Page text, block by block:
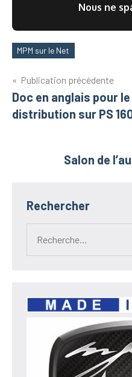
Nous ne
Étiquettes
MPM sur le Net
Navigation
de
Publication précédente
Doc en anglais pour
distribution sur PS
Salon de
Rechercher